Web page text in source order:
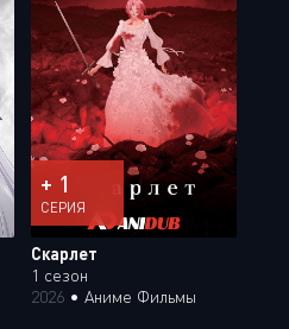
+ 1
СЕРИЯ
Скарлет
1 сезон
2026 • Аниме Фильмы